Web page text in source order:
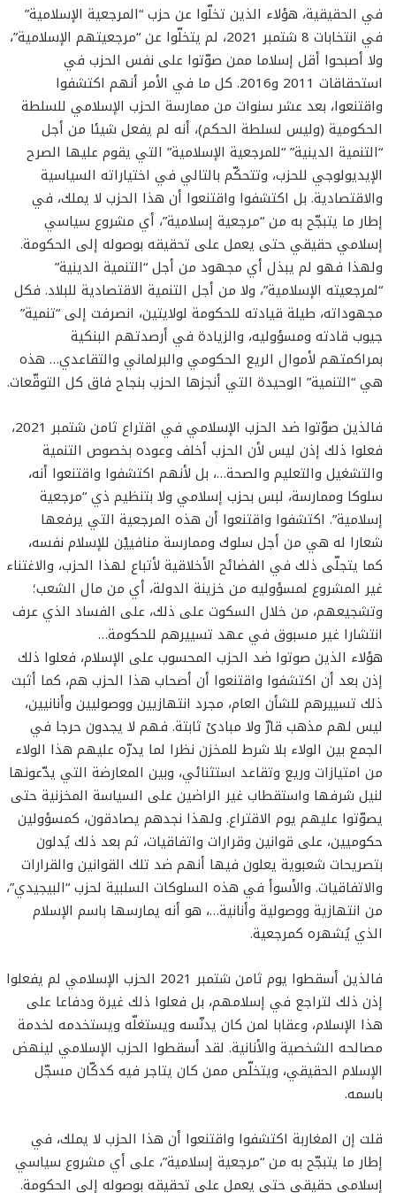
في الحقيقية، هؤلاء الذين تخلّوا عن حزب “المرجعية الإسلامية”
في انتخابات 8 شتمبر 2021، لم يتخلّوا عن “مرجعيتهم الإسلامية”،
ولا أصبحوا أقل إسلاما ممن صوّتوا على نفس الحزب في
استحقاقات 2011 و2016. كل ما في الأمر أنهم اكتشفوا
واقتنعوا، بعد عشر سنوات من ممارسة الحزب الإسلامي للسلطة
الحكومية (وليس لسلطة الحكم)، أنه لم يفعل شيئا من أجل
“التنمية الدينية” “للمرجعية الإسلامية” التي يقوم عليها الصرح
الإيديولوجي للحزب، وتتحكّم بالتالي في اختياراته السياسية
والاقتصادية. بل اكتشفوا واقتنعوا أن هذا الحزب لا يملك، في
إطار ما يتبجّح به من “مرجعية إسلامية”، أي مشروع سياسي
إسلامي حقيقي حتى يعمل على تحقيقه بوصوله إلى الحكومة.
ولهذا فهو لم يبذل أي مجهود من أجل “التنمية الدينية”
“لمرجعيته الإسلامية”، ولا من أجل التنمية الاقتصادية للبلاد. فكل
مجهوداته، طيلة قيادته للحكومة لولايتين، انصرفت إلى “تنمية”
جيوب قادته ومسؤوليه، والزيادة في أرصدتهم البنكية
بمراكمتهم لأموال الريع الحكومي والبرلماني والتقاعدي… هذه
هي “التنمية” الوحيدة التي أنجزها الحزب بنجاح فاق كل التوقّعات.
فالذين صوّتوا ضد الحزب الإسلامي في اقتراع ثامن شتمبر 2021،
فعلوا ذلك إذن ليس لأن الحزب أخلف وعوده بخصوص التنمية
والتشغيل والتعليم والصحة…، بل لأنهم اكتشفوا واقتنعوا أنه،
سلوكا وممارسة، لبس بحزب إسلامي ولا بتنظيم ذي “مرجعية
إسلامية”. اكتشفوا واقتنعوا أن هذه المرجعية التي يرفعها
شعارا له هي من أجل سلوك وممارسة منافييْن للإسلام نفسه،
كما يتجلّى ذلك في الفضائح الأخلاقية لأتباع لهذا الحزب، والاغتناء
غير المشروع لمسؤوليه من خزينة الدولة، أي من مال الشعب؛
وتشجيعهم، من خلال السكوت على ذلك، على الفساد الذي عرف
انتشارا غير مسبوق في عهد تسييرهم للحكومة…
هؤلاء الذين صوتوا ضد الحزب المحسوب على الإسلام، فعلوا ذلك
إذن بعد أن اكتشفوا واقتنعوا أن أصحاب هذا الحزب هم، كما أثبت
ذلك تسييرهم للشأن العام، مجرد انتهازيين ووصوليين وأنانيين،
ليس لهم مذهب قارّ ولا مبادئ ثابتة. فهم لا يجدون حرجا في
الجمع بين الولاء بلا شرط للمخزن نظرا لما يدرّه عليهم هذا الولاء
من امتيازات وريع وتقاعد استثنائي، وبين المعارضة التي يدّعونها
لنيل شرفها واستقطاب غير الراضين على السياسة المخزنية حتى
يصوّتوا عليهم يوم الاقتراع. ولهذا نجدهم يصادقون، كمسؤولين
حكوميين، على قوانين وقرارات واتفاقيات، ثم بعد ذلك يُدلون
بتصريحات شعبوية يعلون فيها أنهم ضد تلك القوانين والقرارات
والاتفاقيات. والأسوأ في هذه السلوكات السلبية لحزب “البيجيدي”،
من انتهازية ووصولية وأنانية…، هو أنه يمارسها باسم الإسلام
الذي يُشهره كمرجعية.
فالذين أسقطوا يوم ثامن شتمبر 2021 الحزب الإسلامي لم يفعلوا
إذن ذلك لتراجع في إسلامهم، بل فعلوا ذلك غيرة ودفاعا على
هذا الإسلام، وعقابا لمن كان يدنّسه ويستغلّه ويستخدمه لخدمة
مصالحه الشخصية والأنانية. لقد أسقطوا الحزب الإسلامي لينهض
الإسلام الحقيقي، ويتخلّص ممن كان يتاجر فيه كدكّان مسجّل
باسمه.
قلت إن المغاربة اكتشفوا واقتنعوا أن هذا الحزب لا يملك، في
إطار ما يتبجّح به من “مرجعية إسلامية”، على أي مشروع سياسي
إسلامي حقيقي حتى يعمل على تحقيقه بوصوله إلى الحكومة.